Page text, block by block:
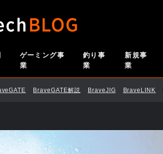
ゲーミング事
業
釣り事
業
新規事
業
BraveGATE解説 BraveJIG BraveLINK